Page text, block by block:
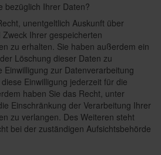
bezüglich Ihrer Daten?
unentgeltlich Auskunft über
Ihrer gespeicherten
zu erhalten. Sie haben außerdem ein
Löschung dieser Daten zu
Einwilligung zur Datenverarbeitung
Einwilligung jederzeit für die
haben Sie das Recht, unter
Einschränkung der Verarbeitung Ihrer
zu verlangen. Des Weiteren steht
bei der zuständigen Aufsichtsbehörde